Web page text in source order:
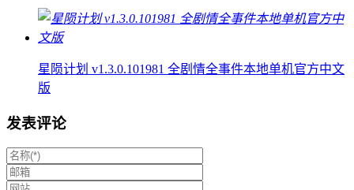
星陨计划 v1.3.0.101981 全剧情全事件本地单机官方中文
版
发表评论